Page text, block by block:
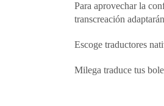
Para aprovechar la
transcreación
Escoge traductores
Milega traduce tus